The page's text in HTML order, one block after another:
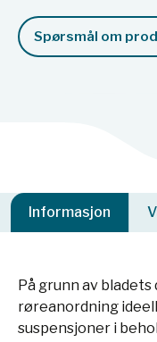
Spørsmål om
Informasjon
På grunn av
røreanordning
suspensjoner i